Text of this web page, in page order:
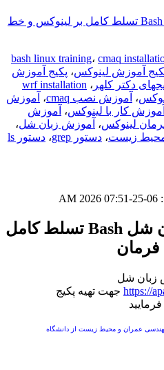
پکیج آموزش زبان شل Bash تسلط کامل بر لینوکس و خط
bash linux training، cmaq
آموزش لینوکس، پکیج آموزش
دکتر کلهر ، wrf installation
، آموزش نصب cmaq ، آموزش
آموزش کار با لینوکس، آموزش
لینوکس، آموزش زبان شل،
محیط زیست، دستور grep ، دستور ls
06-25-2026
07:51 AM
پکیج آموزش زبان شل Bash تسلط کامل
زبان شل
https:// جهت تهیه پکیج
عمران و محیط زیست از دانشگاه